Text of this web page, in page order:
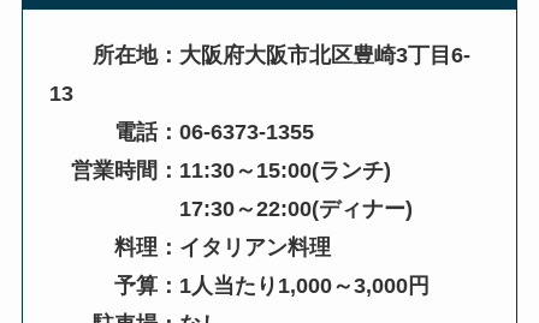
所在地：大阪府大阪市北区豊崎3丁目6-
13
電話：06-6373-1355
営業時間：11:30～15:00(ランチ)
17:30～22:00(ディナー)
料理：イタリアン料理
予算：1人当たり1,000～3,000円